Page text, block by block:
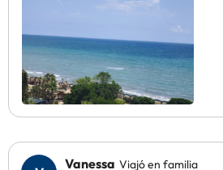
Vanessa Viajó en familia